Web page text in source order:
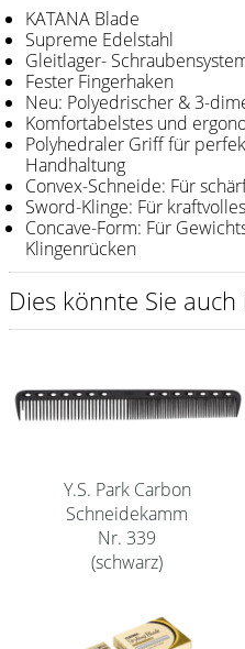
Y.S. Park
Werkzeugtaschen
e-kwip
Joewell
Shampoo
Aromase Salon-Pro
Equipment
Sale %
Schleifservice
Produktwissen Scheren
KATANA Blade
Supreme Edelstahl
Gleitlager-
Fester Fingerhaken
Neu: Polyedrischer & 3-
Komfortabelstes und
Polyhedraler Griff für
Handhaltung
Convex-Schneide: Für
Sword-Klinge: Für
Concave-Form: Für
Klingenrücken
Dies könnte Sie
Y.S. Park Carbon
Schneidekamm
Nr. 339
(schwarz)